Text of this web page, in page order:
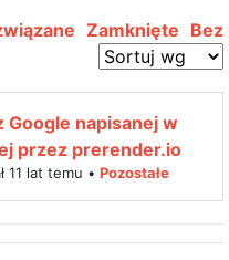
Zamknięte Bez
Google napisanej w
przez prerender.io
11 lat temu • Pozostałe